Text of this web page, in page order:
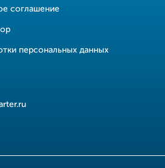
соглашение
персональных данных